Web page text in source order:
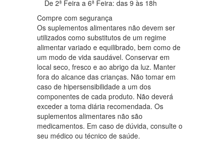
De 2ª Feira a 6ª Feira: das 9 às 18h
Compre com segurança
Os suplementos alimentares não devem ser
utilizados como substitutos de um regime
alimentar variado e equilibrado, bem como de
um modo de vida saudável. Conservar em
local seco, fresco e ao abrigo da luz. Manter
fora do alcance das crianças. Não tomar em
caso de hipersensibilidade a um dos
componentes de cada produto. Não deverá
exceder a toma diária recomendada. Os
suplementos alimentares não são
medicamentos. Em caso de dúvida, consulte o
seu médico ou técnico de saúde.